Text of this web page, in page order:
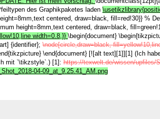
des Graphikpaketes laden
centered, draw=black, fill=red!30}} %
height=8mm,text centered, draw=black,
width=0.8,}} \begin{document}
{identifier}; \node[circle,draw=black,
\end{document} [![alt text][1]][1] (Ich
mit `\tikzstyle`.) [1]: https://texwelt.de/wissen/upfiles/
04-09_at_9.25.41_AM.png